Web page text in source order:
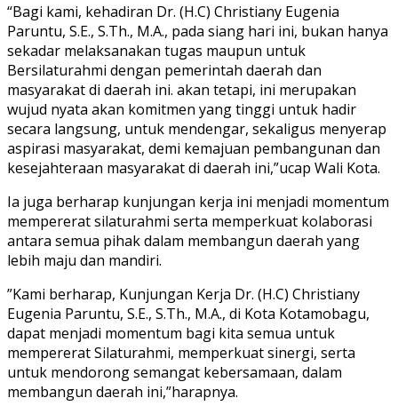
“Bagi kami, kehadiran Dr. (H.C) Christiany Eugenia
Paruntu, S.E., S.Th., M.A., pada siang hari ini, bukan hanya
sekadar melaksanakan tugas maupun untuk
Bersilaturahmi dengan pemerintah daerah dan
masyarakat di daerah ini. akan tetapi, ini merupakan
wujud nyata akan komitmen yang tinggi untuk hadir
secara langsung, untuk mendengar, sekaligus menyerap
aspirasi masyarakat, demi kemajuan pembangunan dan
kesejahteraan masyarakat di daerah ini,”ucap Wali Kota.
Ia juga berharap kunjungan kerja ini menjadi momentum
mempererat silaturahmi serta memperkuat kolaborasi
antara semua pihak dalam membangun daerah yang
lebih maju dan mandiri.
”Kami berharap, Kunjungan Kerja Dr. (H.C) Christiany
Eugenia Paruntu, S.E., S.Th., M.A., di Kota Kotamobagu,
dapat menjadi momentum bagi kita semua untuk
mempererat Silaturahmi, memperkuat sinergi, serta
untuk mendorong semangat kebersamaan, dalam
membangun daerah ini,”harapnya.